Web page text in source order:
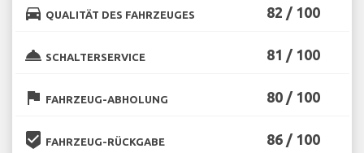
directions_car QUALITÄT DES FAHRZEUGES 82 / 100
room_service SCHALTERSERVICE 81 / 100
flag FAHRZEUG-ABHOLUNG 80 / 100
beenhere FAHRZEUG-RÜCKGABE 86 / 100